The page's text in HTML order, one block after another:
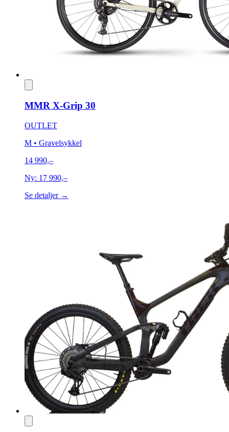
MMR X-Grip 30
OUTLET
M • Gravelsykkel
14 990,–
Ny: 17 990,–
Se detaljer →